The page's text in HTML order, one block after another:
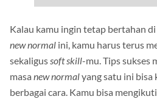
Kalau kamu ingin tetap bertahan
new normal ini, kamu harus terus
sekaligussoft skill-mu. Tips sukses
masa new normalyang satu ini bisa
berbagai cara. Kamu bisa